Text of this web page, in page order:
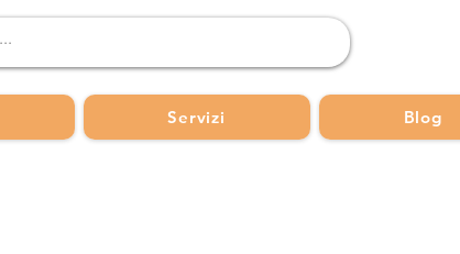
Servizi Blog